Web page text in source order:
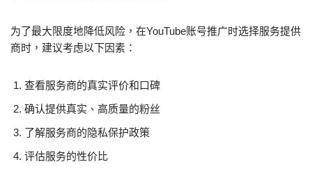
为了最大限度地降低风险，在YouTube账号推广时选择服务提供
商时，建议考虑以下因素：
查看服务商的真实评价和口碑
确认提供真实、高质量的粉丝
了解服务商的隐私保护政策
评估服务的性价比